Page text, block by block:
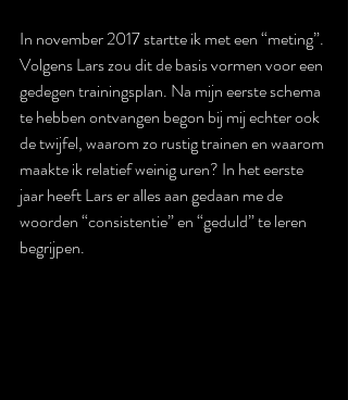
In november 2017 startte ik met een “meting”.
Volgens Lars zou dit de basis vormen voor een
gedegen trainingsplan. Na mijn eerste schema
te hebben ontvangen begon bij mij echter ook
de twijfel, waarom zo rustig trainen en waarom
maakte ik relatief weinig uren? In het eerste
jaar heeft Lars er alles aan gedaan me de
woorden “consistentie” en “geduld” te leren
begrijpen.